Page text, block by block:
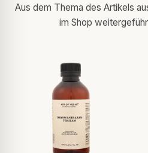
Aus dem Thema des Artikels
im Shop